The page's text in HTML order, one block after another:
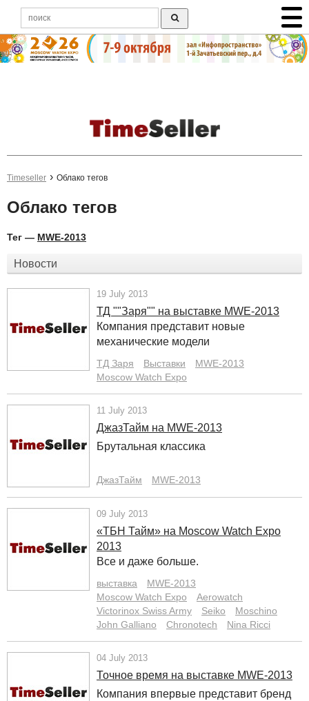
Timeseller Облако тегов
Облако тегов
Тег — MWE-2013
Новости
19 July 2013
ТД ""Заря"" на выставке MWE-2013
Компания представит новые
механические модели
ТД Заря Выставки
MWE-2013
Moscow Watch Expo
11 July 2013
ДжазТайм на MWE-2013
Брутальная классика
ДжазТайм MWE-2013
09 July 2013
«ТБН Тайм» на Moscow Watch Expo
2013
Все и даже больше.
выставка
MWE-2013
Moscow Watch Expo
Aerowatch
Victorinox Swiss Army
Seiko
Moschino
John Galliano
Chronotech Nina Ricci
04 July 2013
Точное время на выставке MWE-2013
Компания впервые представит бренд